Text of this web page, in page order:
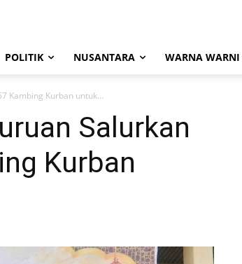
POLITIK NUSANTARA WARNA WARNI
Kambing Kurban untuk...
Salurkan
Kurban